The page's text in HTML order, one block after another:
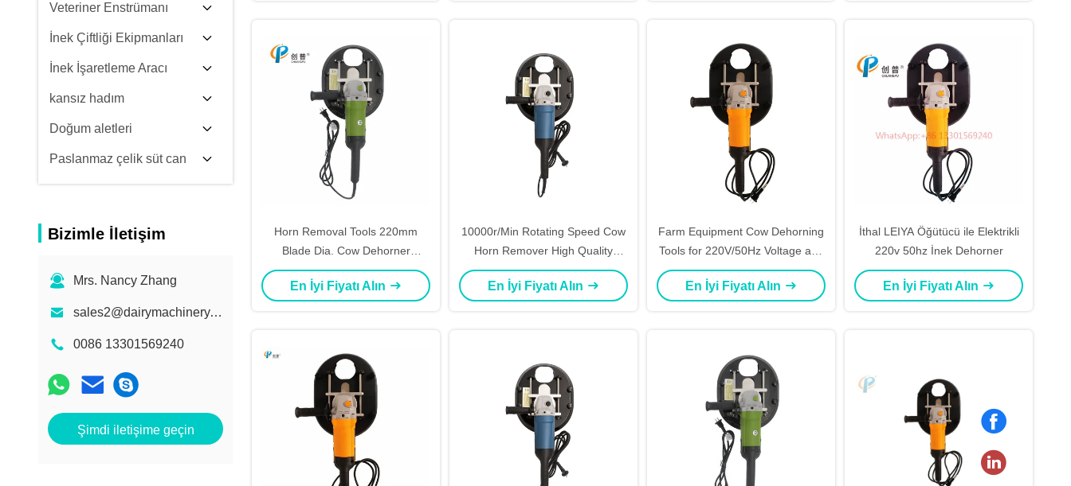
Veteriner Enstrümanı
İnek Çiftliği Ekipmanları
İnek İşaretleme Aracı
kansız hadım
Doğum aletleri
Paslanmaz çelik süt can
Bizimle İletişim
Mrs. Nancy Zhang
sales2@dairymachinery.cc
0086 13301569240
Şimdi iletişime geçin
Horn Removal Tools 220mm
Blade Dia. Cow Dehorner
Designed for Livestock
Management
En İyi Fiyatı Alın
10000r/Min Rotating Speed Cow
Horn Remover High Quality
Animal Cutting Device
En İyi Fiyatı Alın
Farm Equipment Cow Dehorning
Tools for 220V/50Hz Voltage and
Resistance to Rust And
Corrosion
En İyi Fiyatı Alın
İthal LEIYA Öğütücü ile Elektrikli
220v 50hz İnek Dehorner
En İyi Fiyatı Alın